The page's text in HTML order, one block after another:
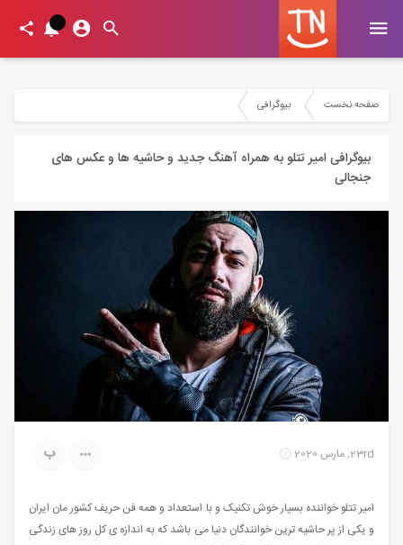
صفحه نخست بیوگرافی
بیوگرافی امیر تتلو به همراه آهنگ جدید و حاشیه ها و عکس های
جنجالی
23rd, مارس 2020 ب
امیر تتلو خواننده بسیار خوش تکنیک و با استعداد و همه فن حریف کشور مان ایران
و یکی از پر حاشیه ترین خوانندگان دنیا می باشد که به اندازه ی کل روز های زندگی